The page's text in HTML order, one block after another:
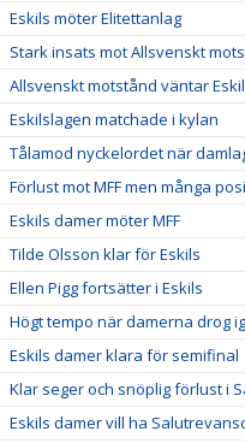
Eskils möter Elitettanlag
Stark insats mot Allsvenskt
Allsvenskt motstånd väntar
Eskilslagen matchade i kylan
Tålamod nyckelordet när
Förlust mot MFF men många
Eskils damer möter MFF
Tilde Olsson klar för Eskils
Ellen Pigg fortsätter i Eskils
Högt tempo när damerna drog
Eskils damer klara för semifinal
Klar seger och snöplig förlust i
Eskils damer vill ha